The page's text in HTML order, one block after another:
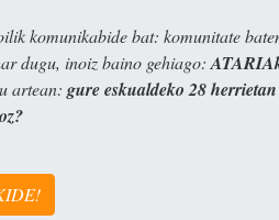
komunikabide bat: komunitate
dugu, inoiz baino gehiago:
artean: gure eskualdeko 28